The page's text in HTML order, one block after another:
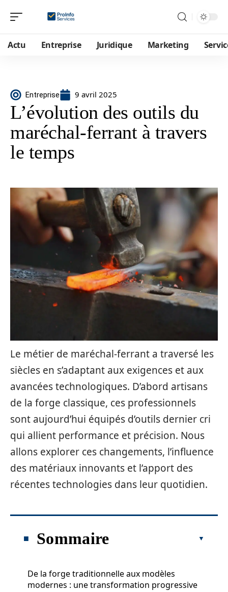
Actu Entreprise Juridique Marketing
Entreprise 9 avril 2025
L’évolution des outils du
maréchal-ferrant à travers
le temps
Le métier de maréchal-ferrant a traversé les
siècles en s’adaptant aux exigences et aux
avancées technologiques. D’abord artisans
de la forge classique, ces professionnels
sont aujourd’hui équipés d’outils dernier cri
qui allient performance et précision. Nous
allons explorer ces changements, l’influence
des matériaux innovants et l’apport des
récentes technologies dans leur quotidien.
Sommaire
De la forge traditionnelle aux modèles
modernes : une transformation progressive